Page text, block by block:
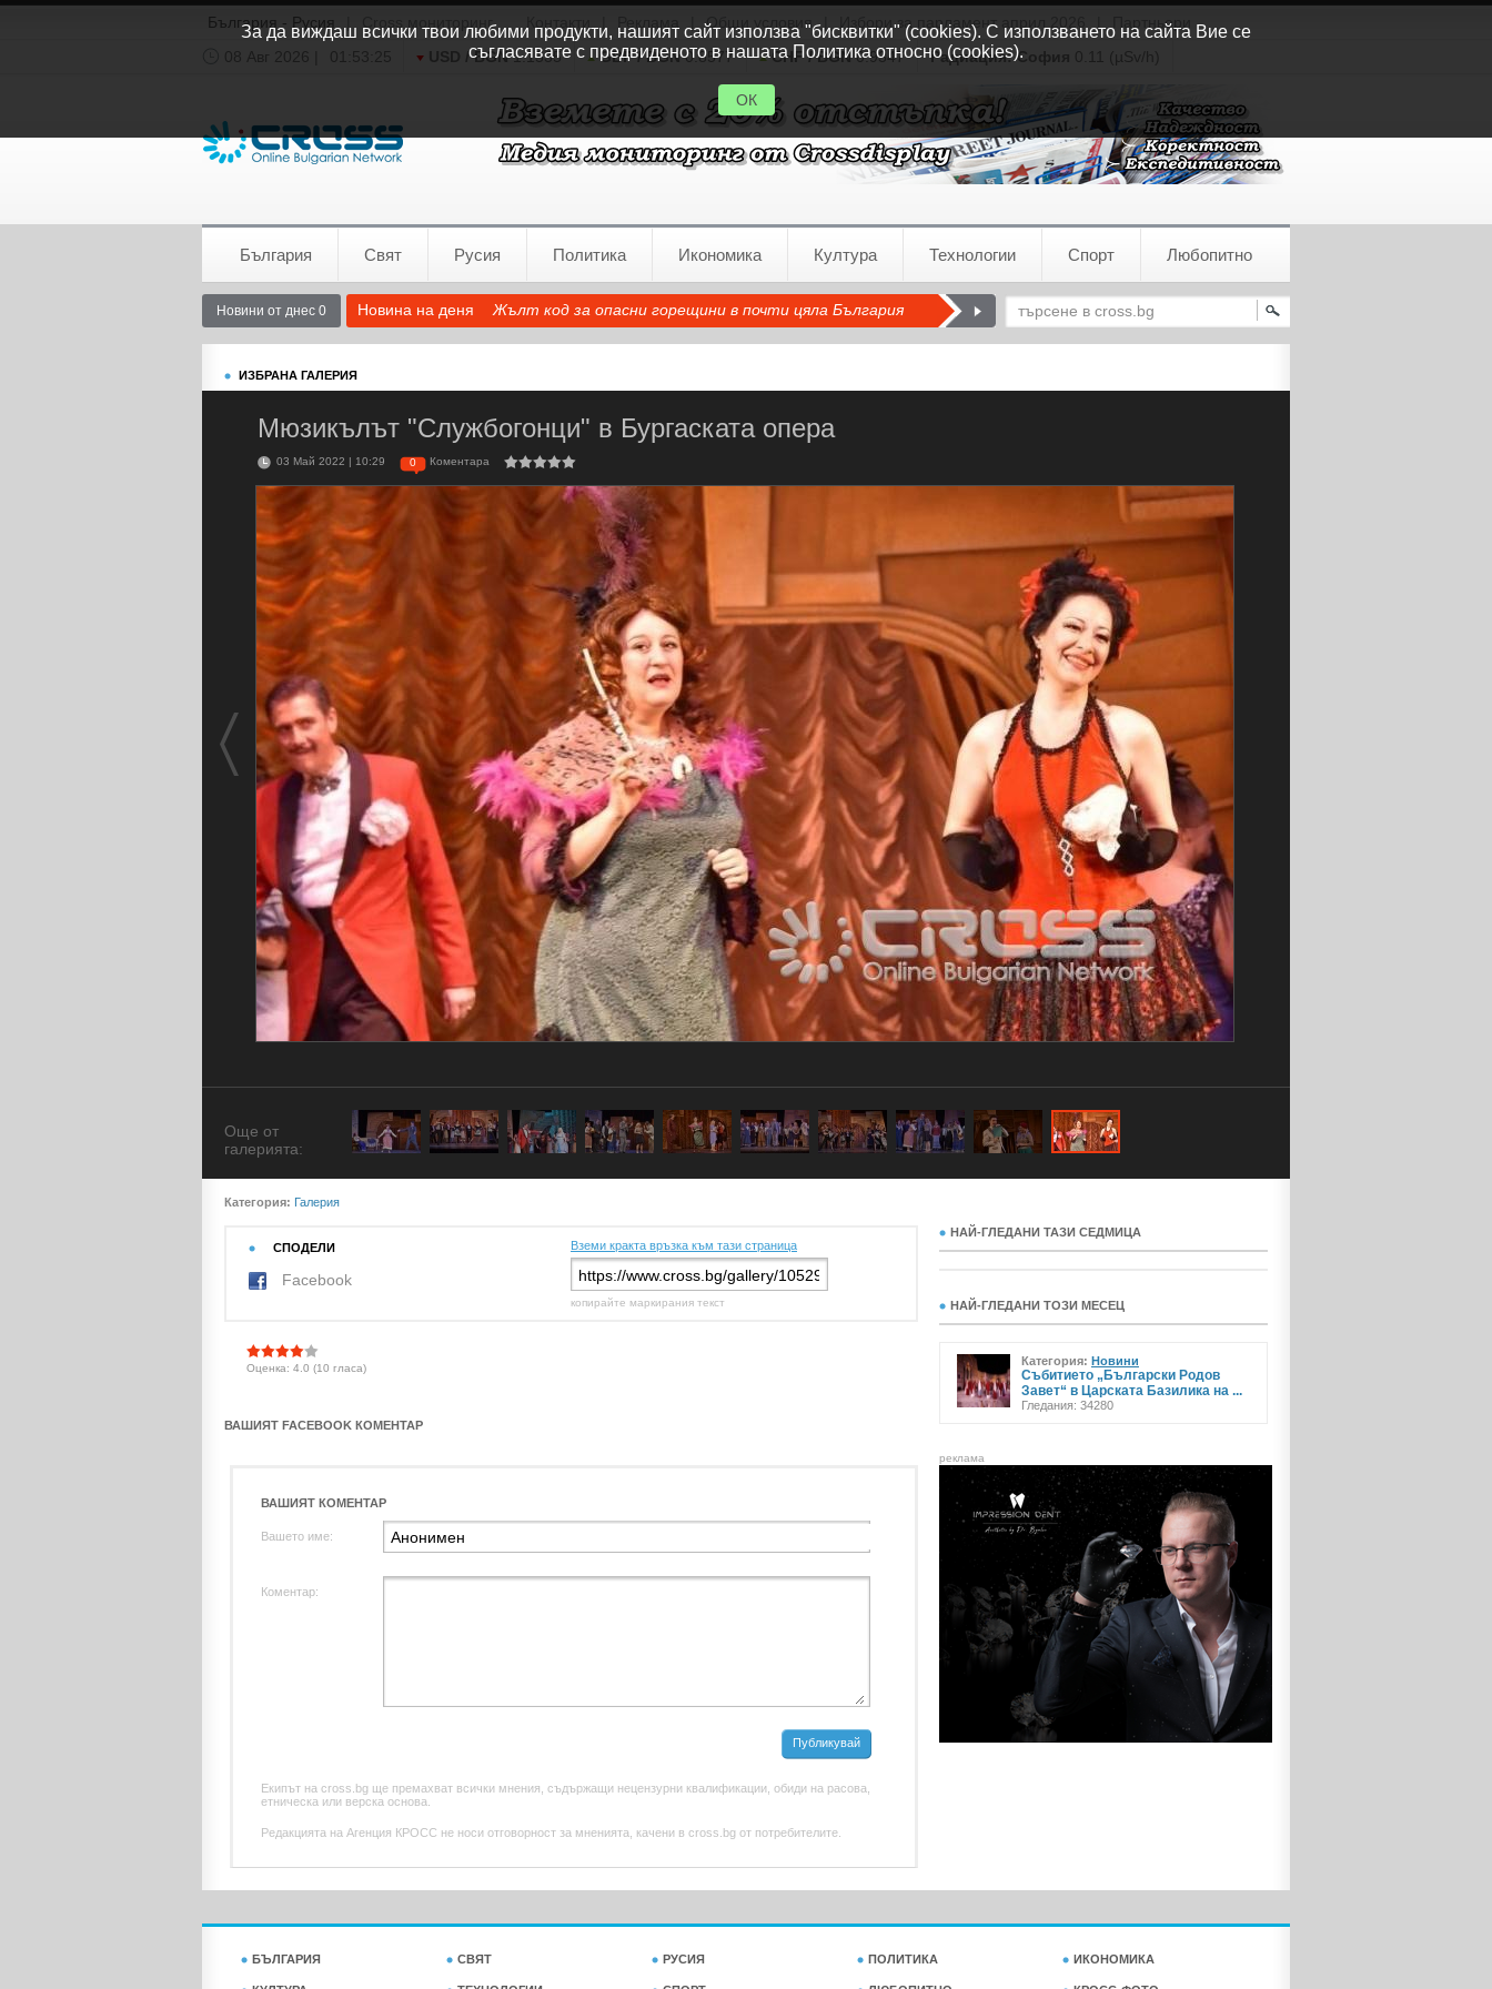
България - Русия Cross мониторинг Общи условия Избори за парламент април 2026
Партньори
08 Авг 2026 |
01:53:26 USD / BGN1.1535 GBP / BGN0.8577 CHF / BGN0.9347 Радиация:София 0.11 (µSv/h)
България Свят Русия Политика Икономика Култура Технологии Спорт Любопитно
Новини от днес 0 Новина на деня Жълт код за опасни горещини в почти цяла България
ИЗБРАНА ГАЛЕРИЯ
Мюзикълът "Службогонци" в Бургаската опера
03 Май 2022 | 10:29 0 Коментара
Още от
галерията:
Категория: Галерия
СПОДЕЛИ
Facebook
Вземи кракта връзка към тази страница
копирайте маркирания текст
Оценка: 4.0 (10 гласа)
ВАШИЯТ FACEBOOK КОМЕНТАР
ВАШИЯТ КОМЕНТАР
Вашето име:
Коментар:
Публикувай
Екипът на cross.bg ще премахват всички мнения, съдържащи нецензурни квалификации, обиди на расова,
етническа или верска основа.
Редакцията на Агенция КРОСС не носи отговорност за мненията, качени в cross.bg от потребителите.
НАЙ-ГЛЕДАНИ ТАЗИ СЕДМИЦА
НАЙ-ГЛЕДАНИ ТОЗИ МЕСЕЦ
Категория: Новини
Събитието „Български Родов
Завет“ в Царската Базилика на ...
Гледания: 34280
реклама
БЪЛГАРИЯ СВЯТ РУСИЯ ПОЛИТИКА ИКОНОМИКА
За да виждаш всички твои любими продукти, нашият сайт използва "бисквитки" (cookies). С използването на сайта Вие се
съгласявате с предвиденото в нашата Политика относно (cookies).
ОК